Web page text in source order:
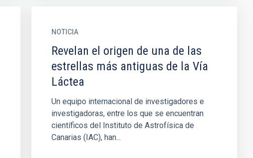
NOTICIA
Revelan el origen de una de las
estrellas más antiguas de la Vía
Láctea
Un equipo internacional de investigadores e
investigadoras, entre los que se encuentran
científicos del Instituto de Astrofísica de
Canarias (IAC), han...